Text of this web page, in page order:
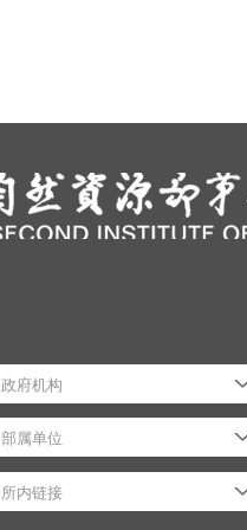
政府机构
部属单位
所内链接